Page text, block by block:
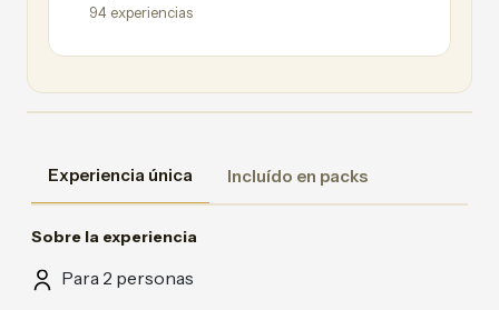
94 experiencias
Experiencia única Incluído en packs
Sobre la experiencia
Para 2 personas